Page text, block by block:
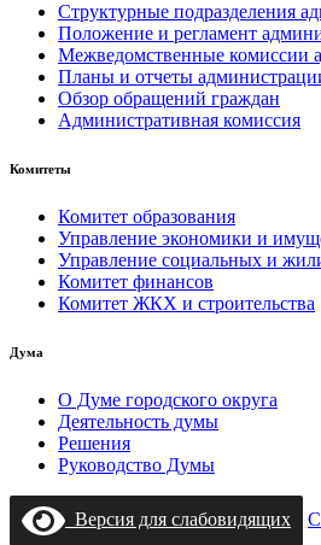
Структурные подразделения
Положение и регламент
Межведомственные комиссии
Планы и отчеты
Обзор обращений граждан
Административная комиссия
Комитеты
Комитет образования
Управление экономики и
Управление социальных и
Комитет финансов
Комитет ЖКХ и строительства
Дума
О Думе городского округа
Деятельность думы
Решения
Руководство Думы
Версия для слабовидящих